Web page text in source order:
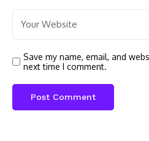
Save my name, email, and
next time I comment.